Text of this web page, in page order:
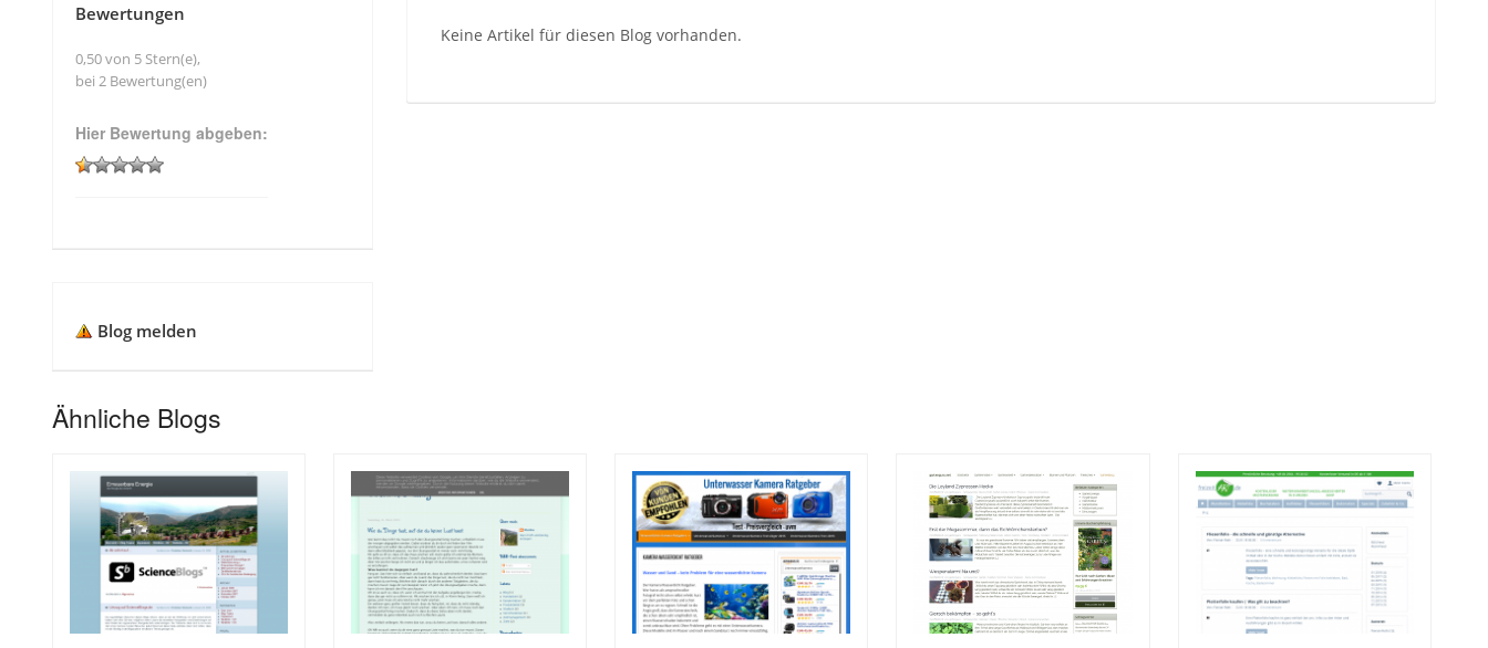
Keine Artikel für diesen Blog vorhanden.
Bewertungen
0,50 von 5 Stern(e),
bei 2 Bewertung(en)
Hier Bewertung abgeben:
Blog melden
Ähnliche Blogs